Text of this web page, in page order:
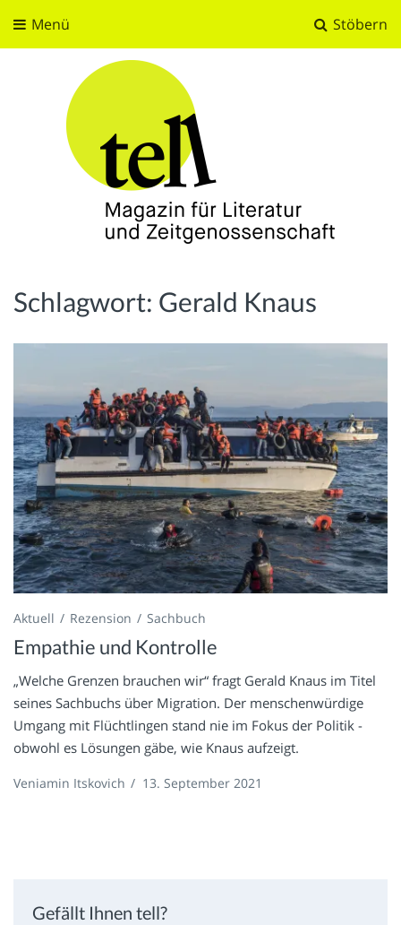
Stöbern
Menü
Schlagwort: Gerald Knaus
Aktuell Rezension Sachbuch
Empathie und Kontrolle
„Welche Grenzen brauchen wir“ fragt Gerald Knaus im Titel
seines Sachbuchs über Migration. Der menschenwürdige
Umgang mit Flüchtlingen stand nie im Fokus der Politik -
obwohl es Lösungen gäbe, wie Knaus aufzeigt.
Veniamin Itskovich / 13. September 2021
Gefällt Ihnen tell?